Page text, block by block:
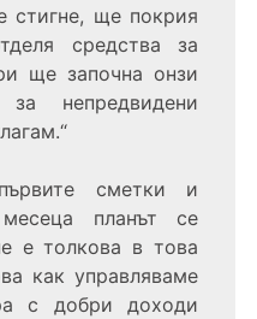
стигне, ще покрия
средства за
ще започна онзи
за непредвидени
сметки и
планът се
е толкова в това
как управляваме
с добри доходи